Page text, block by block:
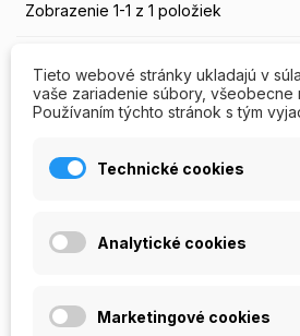
Zobrazenie 1-1 z 1 položiek
VYPREDANÉ
Darčeková poukážka
80 EUR
Tieto webové stránky ukladajú v
vaše zariadenie súbory, všeobecne
Používaním týchto stránok s tým
Technické cookies
Analytické cookies
Marketingové cookies